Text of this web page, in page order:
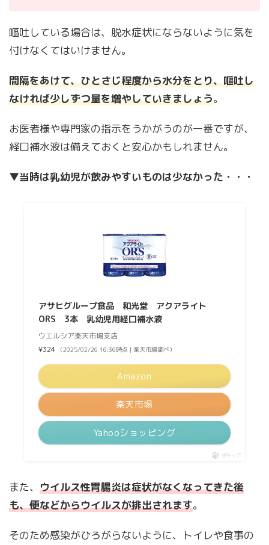
嘔吐している場合は、脱水症状にならないように気を
付けなくてはいけません。
間隔をあけて、ひとさじ程度から水分をとり、嘔吐し
なければ少しずつ量を増やしていきましょう。
お医者様や専門家の指示をうかがうのが一番ですが、
経口補水液は備えておくと安心かもしれません。
▼当時は乳幼児が飲みやすいものは少なかった・・・
アサヒグループ食品 和光堂 アクアライト
ORS 3本 乳幼児用経口補水液
ウエルシア楽天市場支店
¥324
（2025/02/26 16:36時点 | 楽天市場調べ）
Amazon
楽天市場
Yahooショッピング
ポチップ
また、 ウイルス性胃腸炎は症状がなくなってきた後
も、便などからウイルスが排出されます。
そのため感染がひろがらないように、トイレや食事の